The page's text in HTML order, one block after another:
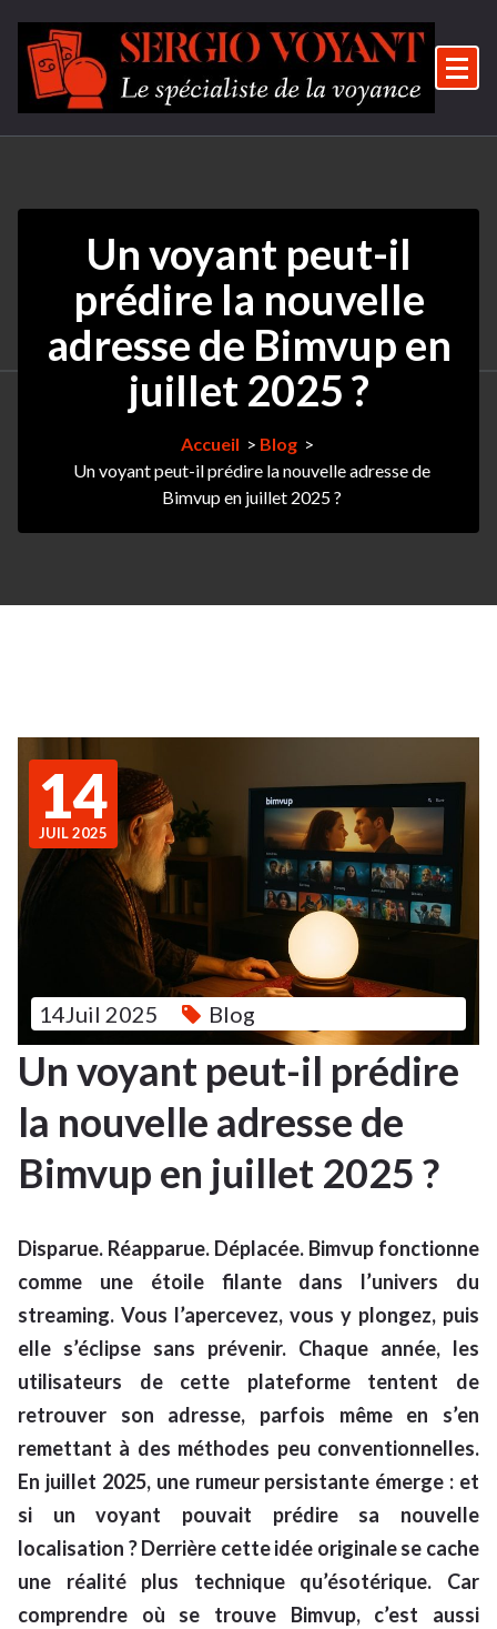
contenu
Un voyant peut-il
prédire la nouvelle
adresse de Bimvup en
juillet 2025 ?
Accueil > Blog>
Un voyant peut-il prédire la nouvelle adresse de
Bimvup en juillet 2025 ?
14
JUIL 2025
14Juil 2025 Blog
Un voyant peut-il prédire
la nouvelle adresse de
Bimvup en juillet 2025 ?
Disparue. Réapparue. Déplacée. Bimvup fonctionne
comme une étoile filante dans l’univers du
streaming. Vous l’apercevez, vous y plongez, puis
elle s’éclipse sans prévenir. Chaque année, les
utilisateurs de cette plateforme tentent de
retrouver son adresse, parfois même en s’en
remettant à des méthodes peu conventionnelles.
En juillet 2025, une rumeur persistante émerge : et
si un voyant pouvait prédire sa nouvelle
localisation ? Derrière cette idée originale se cache
une réalité plus technique qu’ésotérique. Car
comprendre où se trouve Bimvup, c’est aussi